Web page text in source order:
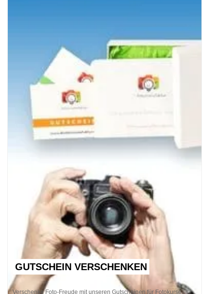
GUTSCHEIN VERSCHENKEN
Verschenke Foto-Freude mit unseren Gutscheinen für Fotokurse,